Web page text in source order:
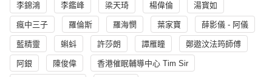
李錦鴻 李鑑峰 梁天琦 楊偉倫 湯寳如
瘋中三子 羅倫斯 羅海憫 葉家寶 薛影儀 - 阿儀
藍精靈 蝌蚪 許莎朗 譚雁瞳 鄭遨汶法筠師傅
阿銀 陳俊偉 香港催眠輔導中心 Tim Sir